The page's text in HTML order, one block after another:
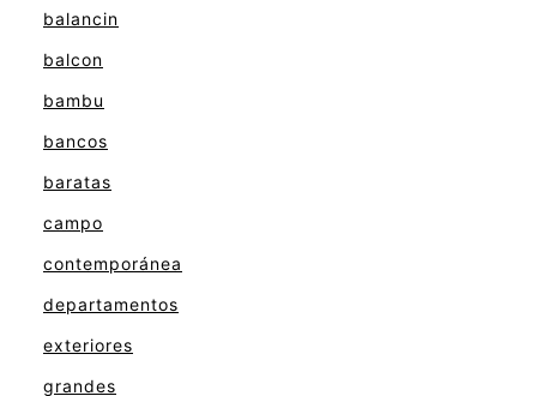
balancin
balcon
bambu
bancos
baratas
campo
contemporánea
departamentos
exteriores
grandes